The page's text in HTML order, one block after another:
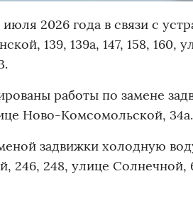
2026 года в связи с
139, 139а, 147, 158, 160,
работы по замене
Ново-Комсомольской, 34а.
задвижки холодную
246, 248, улице Солнечной,